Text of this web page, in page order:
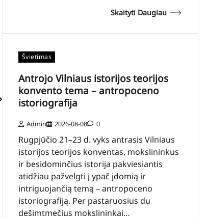
Skaityti Daugiau
Švietimas
Antrojo Vilniaus istorijos teorijos
konvento tema – antropoceno
istoriografija
Admin 2026-08-08 0
Rugpjūčio 21–23 d. vyks antrasis Vilniaus
istorijos teorijos konventas, mokslininkus
ir besidominčius istorija pakviesiantis
atidžiau pažvelgti į ypač įdomią ir
intriguojančią temą – antropoceno
istoriografiją. Per pastaruosius du
dešimtmečius mokslininkai…